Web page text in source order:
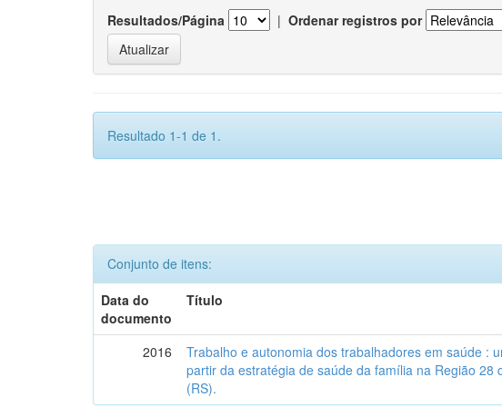
Resultados/Página | Ordenar registros por
Resultado 1-1 de 1.
Conjunto de itens:
Data do
documento
Título
2016
Trabalho e autonomia dos trabalhadores em saúde :
partir da estratégia de saúde da família na Região 28
(RS).